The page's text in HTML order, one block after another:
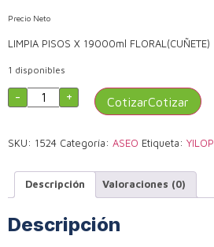
Precio Neto
LIMPIA PISOS X 19000ml FLORAL(CUÑETE)
1 disponibles
- + Cotizar
SKU: 1524 Categoría: ASEO Etiqueta: YILOP
Descripción Valoraciones (0)
Descripción